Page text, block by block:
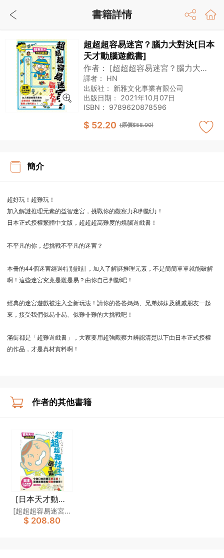
超超超容易迷宮？腦力大對決[日本
天才動腦遊戲書]
作者：
[超超超容易迷宮？腦力大對
決]製作委員會
譯者： HN
出版社： 新雅文化事業有限公司
出版日期： 2021年10月07日
ISBN： 9789620878596
$ 52.20 (原價$58.00)
簡介
超好玩！超難玩！
加入解謎推理元素的益智迷宮，挑戰你的觀察力和判斷力！
日本正式授權繁體中文版，超超超高難度的燒腦遊戲書！
不平凡的你，想挑戰不平凡的迷宮？
本冊的44個迷宮經過特別設計，加入了解謎推理元素，不是簡簡單單就能破解
啊！這些迷宮究竟是難是易？由你自己判斷吧！
經典的迷宮遊戲被注入全新玩法！請你的爸爸媽媽、兄弟姊妹及親戚朋友一起
來，接受我們似易非易、似難非難的大挑戰吧！
滿街都是「超難遊戲書」，大家要用超強觀察力辨認清楚以下由日本正式授權
的作品，才是真材實料啊！
作者的其他書籍
[日本天才動腦
遊戲書]一套4冊
[超超超容易迷宮？
腦力大對決]製作委
$ 208.80
書籍詳情